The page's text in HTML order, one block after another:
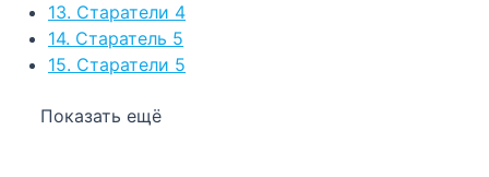
13. Старатели 4
14. Старатель 5
15. Старатели 5
Показать ещё